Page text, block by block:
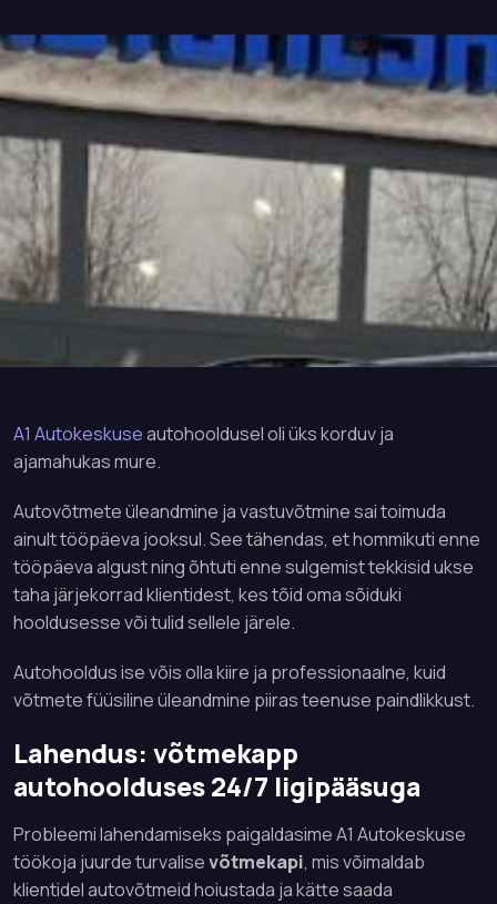
A1 Autokeskuseautohooldusel oli üks korduv ja
ajamahukas mure.
Autovõtmete üleandmine ja vastuvõtmine sai toimuda
ainult tööpäeva jooksul. See tähendas, et hommikuti enne
tööpäeva algust ning õhtuti enne sulgemist tekkisid ukse
taha järjekorrad klientidest, kes tõid oma sõiduki
hooldusesse või tulid sellele järele.
Autohooldus ise võis olla kiire ja professionaalne, kuid
võtmete füüsiline üleandmine piiras teenuse paindlikkust.
Lahendus: võtmekapp
autohoolduses 24/7 ligipääsuga
Probleemi lahendamiseks paigaldasime A1 Autokeskuse
töökoja juurde turvalisevõtmekapi, mis võimaldab
klientidel autovõtmeid hoiustada ja kätte saada